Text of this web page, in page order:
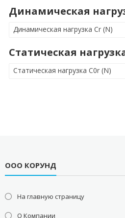
Динамическая
Динамическая нагрузка Cr (N)
Статическая
Статическая нагрузка C0r (N)
ООО КОРУНД
На главную страницу
О Компании